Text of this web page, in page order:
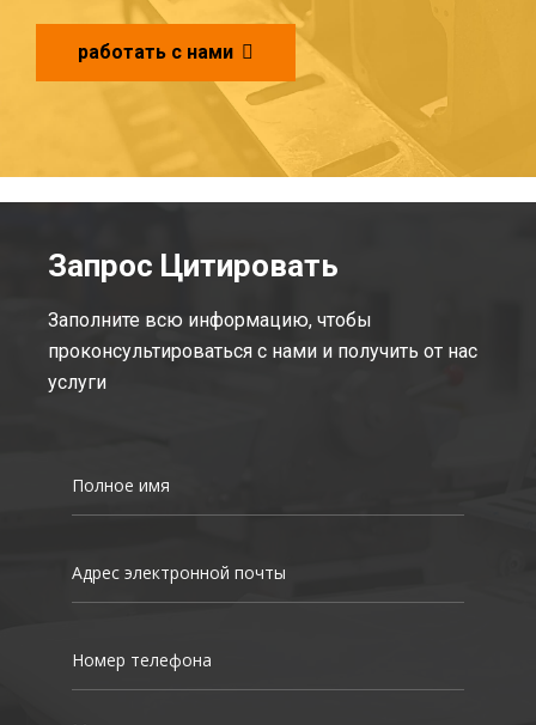
работать с нами
Запрос Цитировать
Заполните всю информацию, чтобы
проконсультироваться с нами и получить от нас
услуги